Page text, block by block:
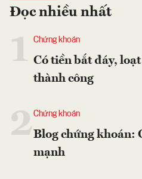
Đọc nhiều nhất
Chứng khoán
Có tiền bắt đáy,
thành công
2Chứng khoán
Blog chứng khoán:
mạnh